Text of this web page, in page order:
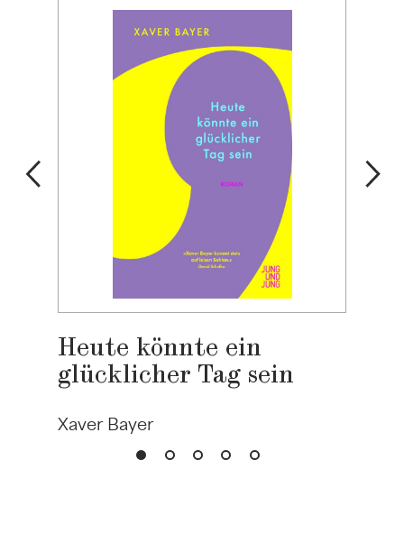
Heute könnte ein
glücklicher Tag sein
Xaver Bayer